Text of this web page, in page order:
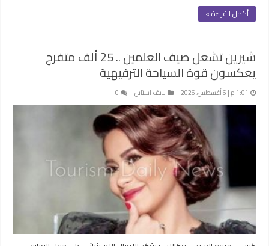
أكمل القراءة »
شيرين تشعل صيف العلمين .. 25 ألف متفرج
يعكسون قوة السياحة الترفيهية
1:01 م | 6 أغسطس، 2026 لايف استايل 0